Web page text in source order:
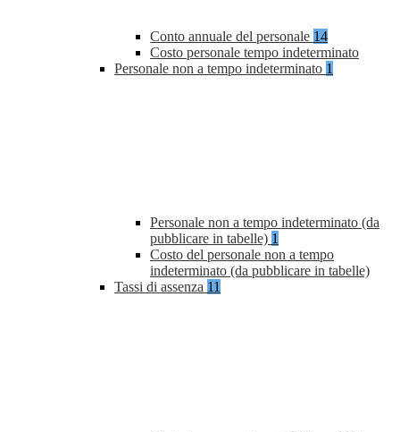
Conto annuale del personale 14
Costo personale tempo indeterminato
Personale non a tempo indeterminato 1
Personale non a tempo indeterminato (da
pubblicare in tabelle) 1
Costo del personale non a tempo
indeterminato (da pubblicare in tabelle)
Tassi di assenza 11